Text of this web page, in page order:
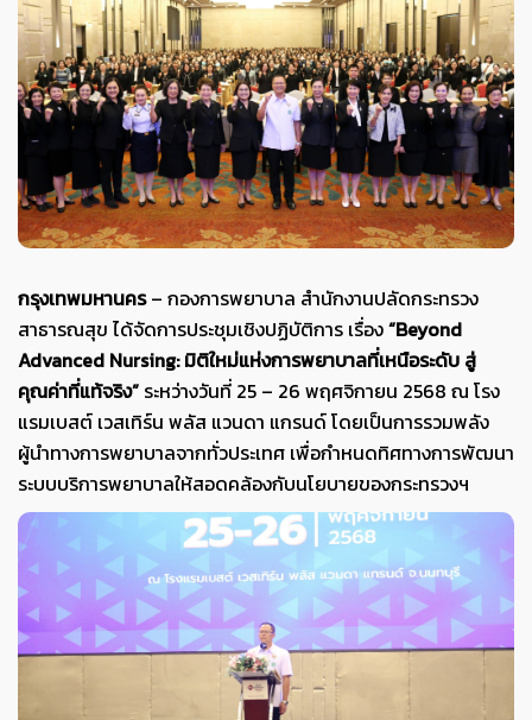
กรุงเทพมหานคร– กองการพยาบาล สำนักงานปลัดกระทรวง
สาธารณสุข ได้จัดการประชุมเชิงปฏิบัติการ เรื่อง“Beyond
Advanced Nursing: มิติใหม่แห่งการพยาบาลที่เหนือระดับ สู่
คุณค่าที่แท้จริง” ระหว่างวันที่ 25 – 26 พฤศจิกายน 2568 ณ โรง
แรมเบสต์ เวสเทิร์น พลัส แวนดา แกรนด์ โดยเป็นการรวมพลัง
ผู้นำทางการพยาบาลจากทั่วประเทศ เพื่อกำหนดทิศทางการพัฒนา
ระบบบริการพยาบาลให้สอดคล้องกับนโยบายของกระทรวงฯ